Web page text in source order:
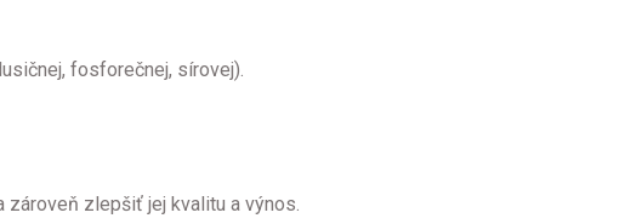
fosforečnej, sírovej).
zároveň zlepšiť jej kvalitu a výnos.